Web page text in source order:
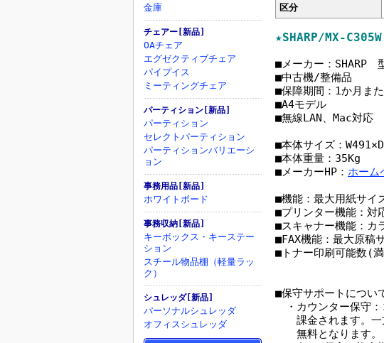
金庫
チェアー[新品]
OAチェア
エグゼクティブチェア
パイプイス
ミーティングチェア
パーティション[新品]
パーティション
セレクトパーティション
パーティションバリエーシ
ョン
事務用品[新品]
ホワイトボード
事務収納[新品]
キーボックス・キーステー
ション
スチール物品棚（軽量ラッ
ク）
シュレッダ[新品]
パーソナルシュレッダ
オフィスシュレッダ
区分
★SHARP/MX-
■メーカー：SHARP
■中古機/整備品
■保障期間：1か月ま
■A4モデル
■無線LAN、Mac対応
■本体サイズ：
■本体重量：35Kg
■メーカーHP： ホーム
■機能：最大用紙サ
■プリンター機能：
■スキャナー機能：カ
■FAX機能：最大原稿
■トナー印刷可能数(
：カラー
■保守サポートについ
・カウンター保守：
課金されます。一
無料となります。